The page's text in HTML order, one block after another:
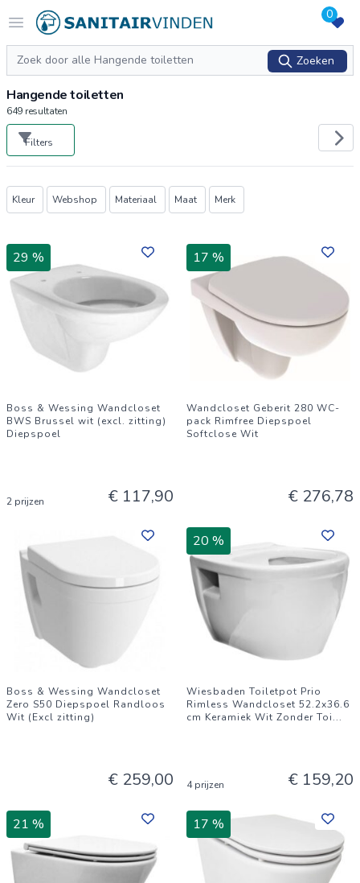
Open menu
Logo sanitairvinden.nl 0
Zoeken
Zoeken
Hangende toiletten
649 resultaten
Filters
Producten
Kleur Webshop Materiaal Maat Merk
29 %
Boss & Wessing Wandcloset
BWS Brussel wit (excl. zitting)
Diepspoel
2 prijzen € 117,90
17 %
Wandcloset Geberit 280 WC-
pack Rimfree Diepspoel
Softclose Wit
€ 276,78
Boss & Wessing Wandcloset
Zero S50 Diepspoel Randloos
Wit (Excl zitting)
€ 259,00
20 %
Wiesbaden Toiletpot Prio
Rimless Wandcloset 52.2x36.6
cm Keramiek Wit Zonder Toi...
4 prijzen € 159,20
21 % 17 %